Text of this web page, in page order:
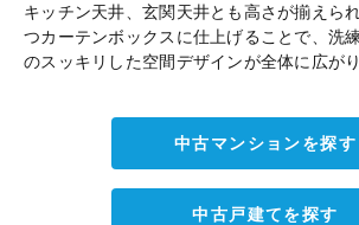
キッチン天井、玄関天井とも高さが揃えら
つカーテンボックスに仕上げることで、洗
のスッキリした空間デザインが全体に広が
中古マンションを探す
中古戸建てを探す